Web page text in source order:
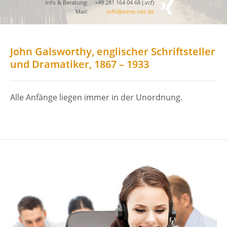
Info & Beratung:
Mail:
+49 281 164 04 68 (.vcf)
info@mme-net.de
John Galsworthy, englischer Schriftsteller
und Dramatiker, 1867 – 1933
Alle Anfänge liegen immer in der Unordnung.